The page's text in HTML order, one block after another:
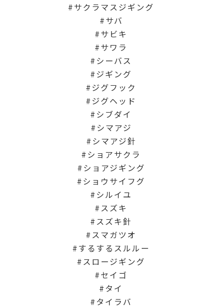
サクラマスジギング
サバ
サビキ
サワラ
シーバス
ジギング
ジグフック
ジグヘッド
シブダイ
シマアジ
シマアジ針
ショアサクラ
ショアジギング
ショウサイフグ
シルイユ
スズキ
スズキ針
スマガツオ
するするスルルー
スロージギング
セイゴ
タイ
タイラバ